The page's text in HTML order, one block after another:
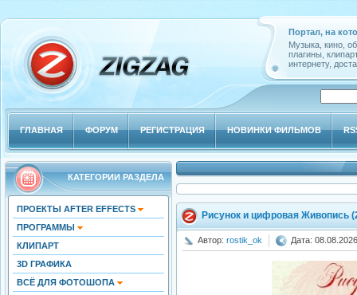
Портал, на
Музыка, кино,
плагины,
интернету,
ГЛАВНАЯ ФОРУМ РЕГИСТРАЦИЯ НОВИНКИ ФИЛЬМОВ
КАТЕГОРИИ РАЗДЕЛА
ПРОЕКТЫ AFTER EFFECTS
ПРОГРАММЫ
КЛИПАРТ
3D ГРАФИКА
ВСЁ ДЛЯ ФОТОШОПА
Рисунок и цифровая Живопись
Автор: rostik_ok Дата: